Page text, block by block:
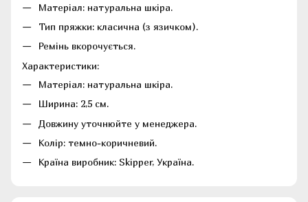
Матеріал: натуральна шкіра.
Тип пряжки: класична (з язичком).
Ремінь вкорочується.
Характеристики:
Матеріал: натуральна шкіра.
Ширина: 2,5 см.
Довжину уточнюйте у менеджера.
Колір: темно-коричневий.
Країна виробник: Skipper, Україна.